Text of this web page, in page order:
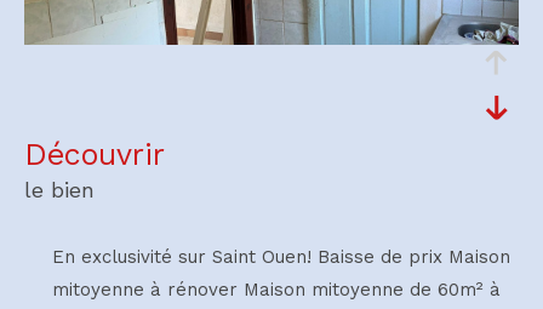
découvrir
le bien
En exclusivité sur Saint Ouen! Baisse de prix Maison
mitoyenne à rénover Maison mitoyenne de 60m² à